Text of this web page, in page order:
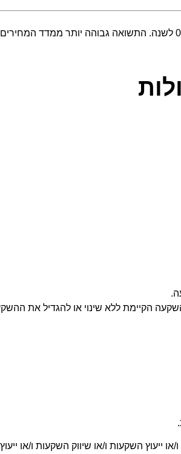
הקיימת ללא שינוי או להגדיל את
ייעוץ השקעות ו/או שיווק השקעות ו/או